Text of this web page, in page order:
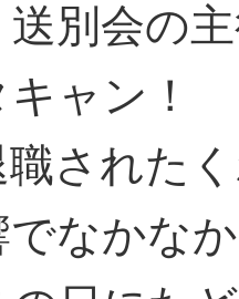
別会の
ャン！
職された
でなかな